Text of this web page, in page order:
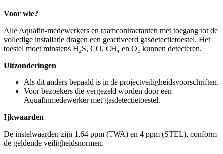
Voor wie?
Alle Aquafin-medewerkers en raamcontractanten met toegang tot de
volledige installatie dragen een geactiveerd gasdetectietoestel. Het
toestel moet minstens H₂S, CO, CH₄ en O₂ kunnen detecteren.
Uitzonderingen
Als dit anders bepaald is in de projectveiligheidsvoorschriften.
Voor bezoekers die vergezeld worden door een
Aquafinmedewerker met gasdetectietoestel.
Ijkwaarden
De instelwaarden zijn 1,64 ppm (TWA) en 4 ppm (STEL), conform
de geldende veiligheidsnormen.